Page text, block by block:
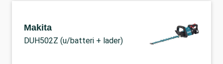
Makita
DUH502Z (u/batteri + lader)